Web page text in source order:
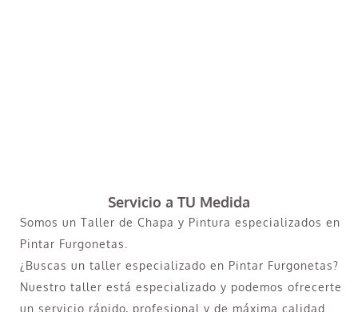
Servicio a TU Medida
Somos un Taller de Chapa y Pintura especializados en
Pintar Furgonetas.
¿Buscas un taller especializado en Pintar Furgonetas?
Nuestro taller está especializado y podemos ofrecerte
un servicio rápido, profesional y de máxima calidad.